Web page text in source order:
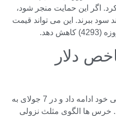
اگر این حمایت منجر شود،
سود ببرند. این می تواند قیمت
دلار
شاخص دلار آمریکا به روند نزولی خود ادامه داد و در 7 جولای به
خرس ها الگوی مثلث نزولی